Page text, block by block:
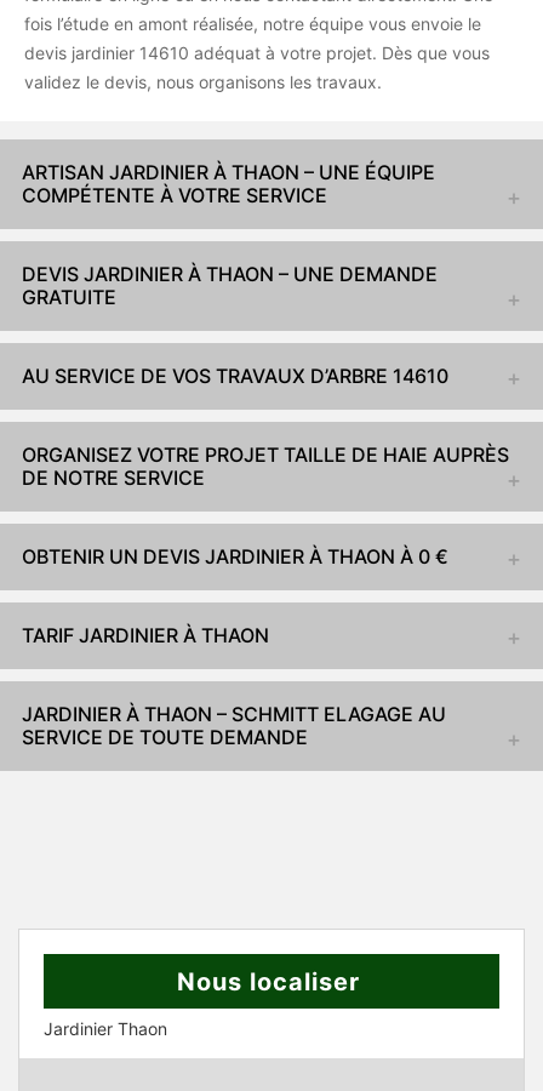
fois l’étude en amont réalisée, notre équipe vous envoie le
devis jardinier 14610 adéquat à votre projet. Dès que vous
validez le devis, nous organisons les travaux.
ARTISAN JARDINIER À THAON – UNE ÉQUIPE
COMPÉTENTE À VOTRE SERVICE
DEVIS JARDINIER À THAON – UNE DEMANDE
GRATUITE
AU SERVICE DE VOS TRAVAUX D’ARBRE 14610
ORGANISEZ VOTRE PROJET TAILLE DE HAIE AUPRÈS
DE NOTRE SERVICE
OBTENIR UN DEVIS JARDINIER À THAON À 0 €
TARIF JARDINIER À THAON
JARDINIER À THAON – SCHMITT ELAGAGE AU
SERVICE DE TOUTE DEMANDE
Nous localiser
Jardinier Thaon